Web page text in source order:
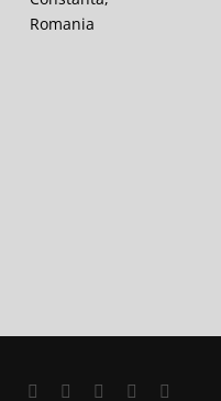
Romania
Facebook YouTube
Rss